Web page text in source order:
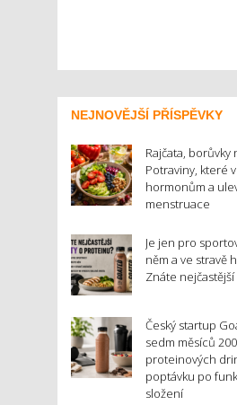
NEJNOVĚJŠÍ PŘÍSPĚVKY
Rajčata,
Potraviny, které
hormonům a
menstruace
Je jen pro
něm a ve stravě
Znáte
Český startup
sedm měsíců
proteinových
poptávku po
složení